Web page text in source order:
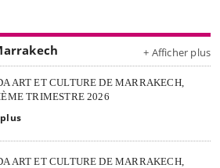
+ Afficher plus
ART ET CULTURE DE MARRAKECH,
TRIMESTRE 2026
ART ET CULTURE DE MARRAKECH,